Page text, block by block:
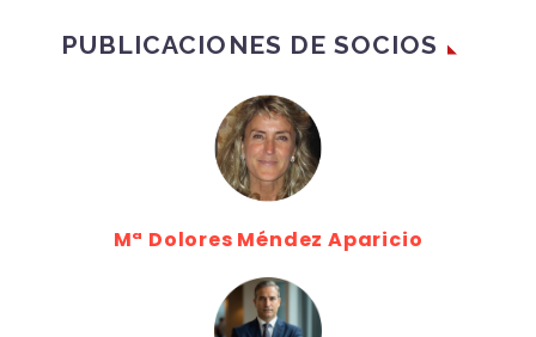
PUBLICACIONES DE SOCIOS
Mª Dolores Méndez Aparicio